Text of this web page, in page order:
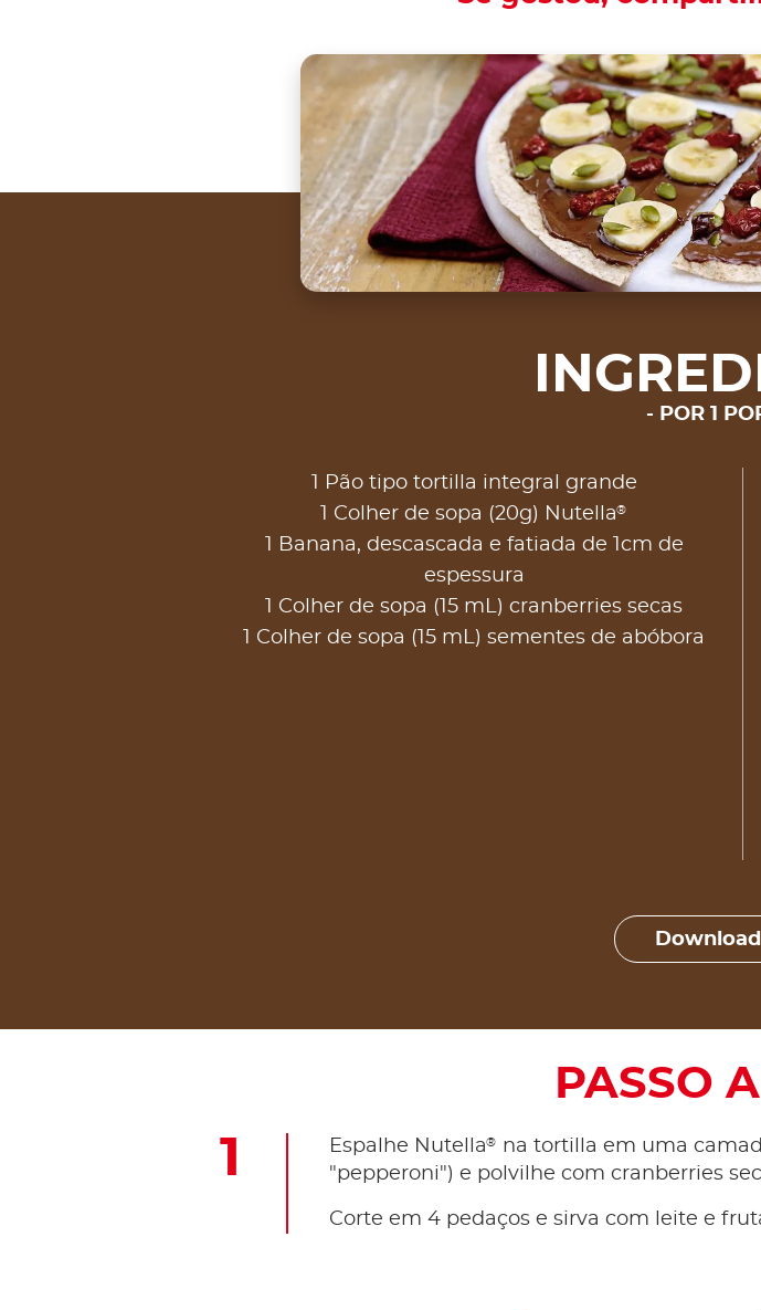
POR 1
1 Pão tipo tortilla integral grande
1 Colher de sopa (20g) Nutella®
1 Banana, descascada e fatiada de 1cm de
espessura
1 Colher de sopa (15 mL) cranberries secas
1 Colher de sopa (15 mL) sementes de abóbora
PASSO
Espalhe Nutella®
na tortilla em uma
"pepperoni") e polvilhe com cranberries
Corte em 4 pedaços e sirva com leite e